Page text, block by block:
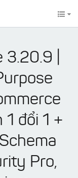
|
1 đổi 1 +
Pro,